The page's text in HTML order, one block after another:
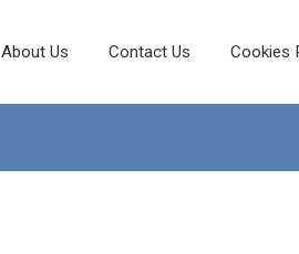
About Us Contact Us Cookies